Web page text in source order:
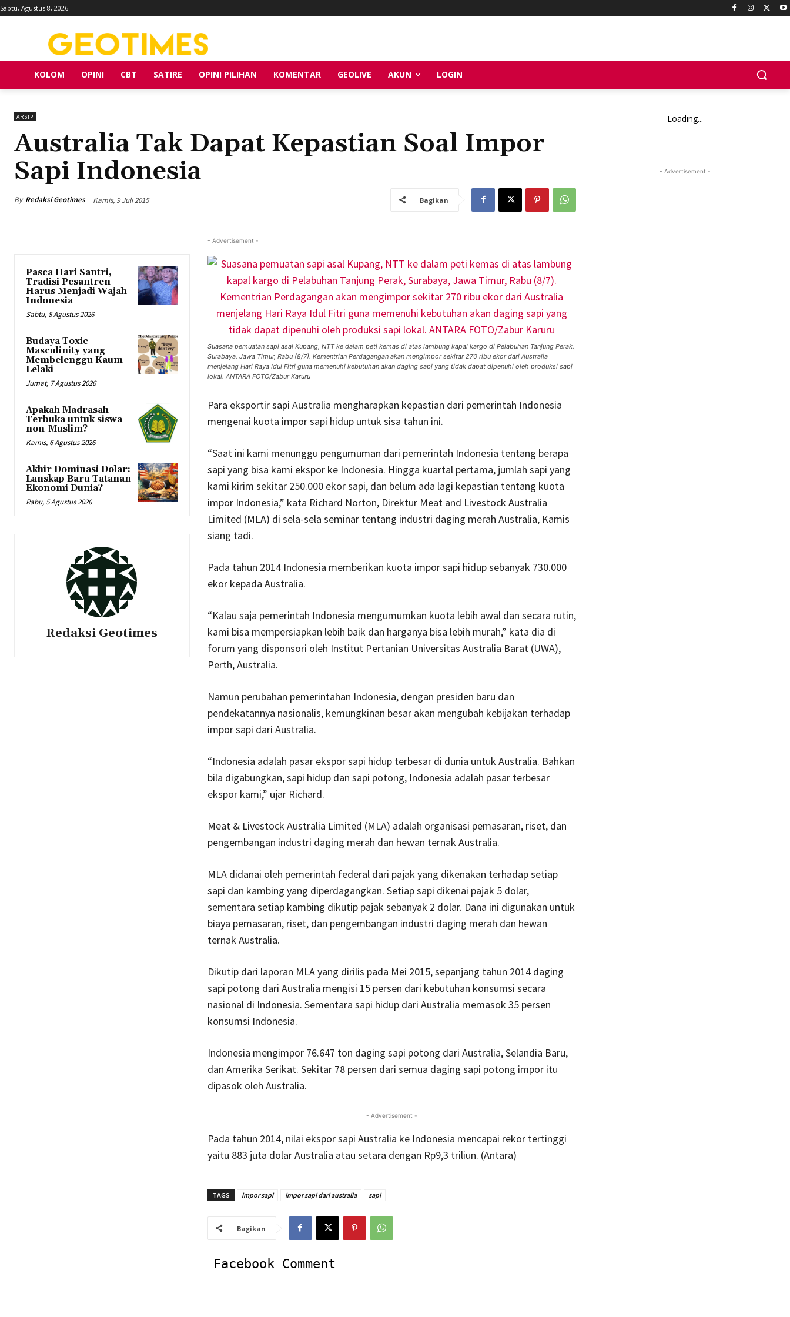
Sabtu, Agustus 8, 2026
KOLOM OPINI CBT SATIRE OPINI PILIHAN KOMENTAR GEOLIVE AKUN LOGIN
ARSIP
Australia Tak Dapat Kepastian Soal Impor
Sapi Indonesia
By Redaksi Geotimes Kamis, 9 Juli 2015 Bagikan
Pasca Hari Santri,
Tradisi Pesantren
Harus Menjadi Wajah
Indonesia
Sabtu, 8 Agustus 2026
Budaya Toxic
Masculinity yang
Membelenggu Kaum
Lelaki
Jumat, 7 Agustus 2026
Apakah Madrasah
Terbuka untuk siswa
non-Muslim?
Kamis, 6 Agustus 2026
Akhir Dominasi Dolar:
Lanskap Baru Tatanan
Ekonomi Dunia?
Rabu, 5 Agustus 2026
Redaksi Geotimes
- Advertisement -
Suasana pemuatan sapi asal Kupang, NTT ke dalam peti kemas di atas lambung kapal kargo di Pelabuhan Tanjung Perak,
Surabaya, Jawa Timur, Rabu (8/7). Kementrian Perdagangan akan mengimpor sekitar 270 ribu ekor dari Australia
menjelang Hari Raya Idul Fitri guna memenuhi kebutuhan akan daging sapi yang tidak dapat dipenuhi oleh produksi sapi
lokal. ANTARA FOTO/Zabur Karuru
Para eksportir sapi Australia mengharapkan kepastian dari pemerintah Indonesia
mengenai kuota impor sapi hidup untuk sisa tahun ini.
“Saat ini kami menunggu pengumuman dari pemerintah Indonesia tentang berapa
sapi yang bisa kami ekspor ke Indonesia. Hingga kuartal pertama, jumlah sapi yang
kami kirim sekitar 250.000 ekor sapi, dan belum ada lagi kepastian tentang kuota
impor Indonesia,” kata Richard Norton, Direktur Meat and Livestock Australia
Limited (MLA) di sela-sela seminar tentang industri daging merah Australia, Kamis
siang tadi.
Pada tahun 2014 Indonesia memberikan kuota impor sapi hidup sebanyak 730.000
ekor kepada Australia.
“Kalau saja pemerintah Indonesia mengumumkan kuota lebih awal dan secara rutin,
kami bisa mempersiapkan lebih baik dan harganya bisa lebih murah,” kata dia di
forum yang disponsori oleh Institut Pertanian Universitas Australia Barat (UWA),
Perth, Australia.
Namun perubahan pemerintahan Indonesia, dengan presiden baru dan
pendekatannya nasionalis, kemungkinan besar akan mengubah kebijakan terhadap
impor sapi dari Australia.
“Indonesia adalah pasar ekspor sapi hidup terbesar di dunia untuk Australia. Bahkan
bila digabungkan, sapi hidup dan sapi potong, Indonesia adalah pasar terbesar
ekspor kami,” ujar Richard.
Meat & Livestock Australia Limited (MLA) adalah organisasi pemasaran, riset, dan
pengembangan industri daging merah dan hewan ternak Australia.
MLA didanai oleh pemerintah federal dari pajak yang dikenakan terhadap setiap
sapi dan kambing yang diperdagangkan. Setiap sapi dikenai pajak 5 dolar,
sementara setiap kambing dikutip pajak sebanyak 2 dolar. Dana ini digunakan untuk
biaya pemasaran, riset, dan pengembangan industri daging merah dan hewan
ternak Australia.
Dikutip dari laporan MLA yang dirilis pada Mei 2015, sepanjang tahun 2014 daging
sapi potong dari Australia mengisi 15 persen dari kebutuhan konsumsi secara
nasional di Indonesia. Sementara sapi hidup dari Australia memasok 35 persen
konsumsi Indonesia.
Indonesia mengimpor 76.647 ton daging sapi potong dari Australia, Selandia Baru,
dan Amerika Serikat. Sekitar 78 persen dari semua daging sapi potong impor itu
dipasok oleh Australia.
- Advertisement -
Pada tahun 2014, nilai ekspor sapi Australia ke Indonesia mencapai rekor tertinggi
yaitu 883 juta dolar Australia atau setara dengan Rp9,3 triliun. (Antara)
TAGS impor sapi impor sapi dari australia sapi
Bagikan
Facebook Comment
Loading...
- Advertisement -